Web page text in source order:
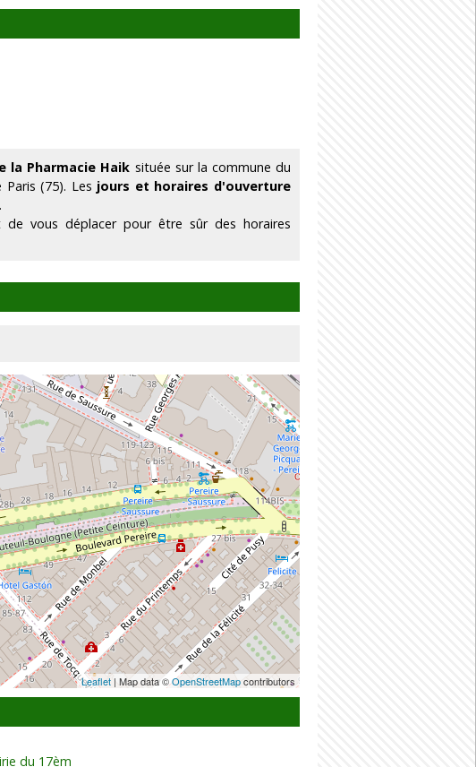
la Pharmacie Haik située sur la commune du
(75). Les jours et horaires d'ouverture
vous déplacer pour être sûr des horaires
Leaflet | Map data ©OpenStreetMapcontributors
du 17èm